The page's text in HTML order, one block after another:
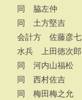
同 脇左仲
同 土方堅吉
会計方 佐藤彦七
水兵 上田徳次郎
同 河内山福松
同 西村佐吉
同 梅田梅之允